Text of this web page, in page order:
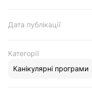
Дата публікації
Категорії
Канікулярні програми